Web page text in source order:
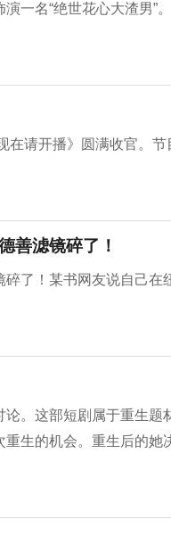
一名“绝世花心大渣男”
请开播》圆满收官。
善滤镜碎了！
了！某书网友说自己在
。这部短剧属于重生题
生的机会。重生后的她